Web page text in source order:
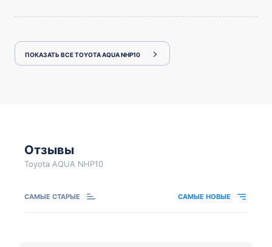
ПОКАЗАТЬ ВСЕ TOYOTA AQUA NHP10
Отзывы
Toyota AQUA NHP10
САМЫЕ СТАРЫЕ САМЫЕ НОВЫЕ